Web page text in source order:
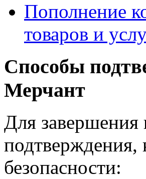
Пополнение
товаров и
Способы
Мерчант
Для завершения
подтверждения,
безопасности: